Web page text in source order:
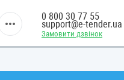
Замовити дзвінок
0 800 30 77 55
support@e-tender.ua